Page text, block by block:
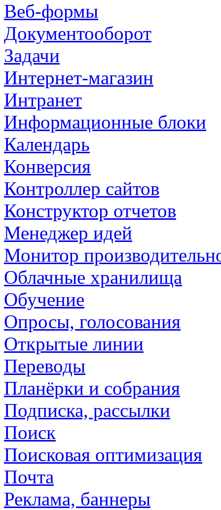
Веб-формы
Документооборот
Задачи
Интернет-магазин
Интранет
Информационные блоки
Календарь
Конверсия
Контроллер сайтов
Конструктор отчетов
Менеджер идей
Монитор
Облачные хранилища
Обучение
Опросы, голосования
Открытые линии
Переводы
Планёрки и собрания
Подписка, рассылки
Поиск
Поисковая оптимизация
Почта
Реклама, баннеры